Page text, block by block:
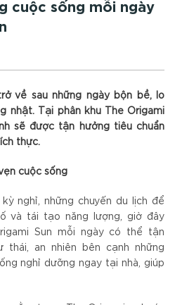
cuộc sống mỗi ngày
về sau những ngày bộn bề, lo
nhật. Tại phân khu The Origami
sẽ được tận hưởng tiêu chuẩn
thực.
cuộc sống
nghỉ, những chuyến du lịch để
và tái tạo năng lượng, giờ đây
Sun mỗi ngày có thể tận
thái, an nhiên bên cạnh những
nghỉ dưỡng ngay tại nhà, giúp